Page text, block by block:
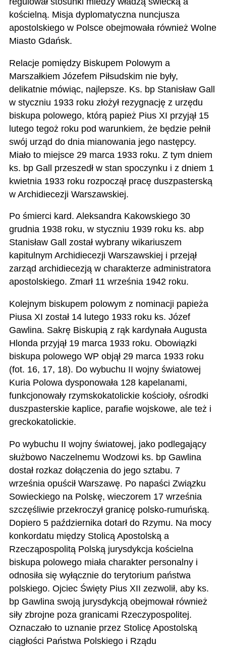
kościelną. Misja dyplomatyczna nuncjusza
apostolskiego w Polsce obejmowała również Wolne
Miasto Gdańsk.
Relacje pomiędzy Biskupem Polowym a
Marszałkiem Józefem Piłsudskim nie były,
delikatnie mówiąc, najlepsze. Ks. bp Stanisław Gall
w styczniu 1933 roku złożył rezygnację z urzędu
biskupa polowego, którą papież Pius XI przyjął 15
lutego tegoż roku pod warunkiem, że będzie pełnił
swój urząd do dnia mianowania jego następcy.
Miało to miejsce 29 marca 1933 roku. Z tym dniem
ks. bp Gall przeszedł w stan spoczynku i z dniem 1
kwietnia 1933 roku rozpoczął pracę duszpasterską
w Archidiecezji Warszawskiej.
Po śmierci kard. Aleksandra Kakowskiego 30
grudnia 1938 roku, w styczniu 1939 roku ks. abp
Stanisław Gall został wybrany wikariuszem
kapitulnym Archidiecezji Warszawskiej i przejął
zarząd archidiecezją w charakterze administratora
apostolskiego. Zmarł 11 września 1942 roku.
Kolejnym biskupem polowym z nominacji papieża
Piusa XI został 14 lutego 1933 roku ks. Józef
Gawlina. Sakrę Biskupią z rąk kardynała Augusta
Hlonda przyjął 19 marca 1933 roku. Obowiązki
biskupa polowego WP objął 29 marca 1933 roku
(fot. 16, 17, 18). Do wybuchu II wojny światowej
Kuria Polowa dysponowała 128 kapelanami,
funkcjonowały rzymskokatolickie kościoły, ośrodki
duszpasterskie kaplice, parafie wojskowe, ale też i
greckokatolickie.
Po wybuchu II wojny światowej, jako podlegający
służbowo Naczelnemu Wodzowi ks. bp Gawlina
dostał rozkaz dołączenia do jego sztabu. 7
września opuścił Warszawę. Po napaści Związku
Sowieckiego na Polskę, wieczorem 17 września
szczęśliwie przekroczył granicę polsko-rumuńską.
Dopiero 5 października dotarł do Rzymu. Na mocy
konkordatu między Stolicą Apostolską a
Rzecząpospolitą Polską jurysdykcja kościelna
biskupa polowego miała charakter personalny i
odnosiła się wyłącznie do terytorium państwa
polskiego. Ojciec Święty Pius XII zezwolił, aby ks.
bp Gawlina swoją jurysdykcją obejmował również
siły zbrojne poza granicami Rzeczypospolitej.
Oznaczało to uznanie przez Stolicę Apostolską
ciągłości Państwa Polskiego i Rządu